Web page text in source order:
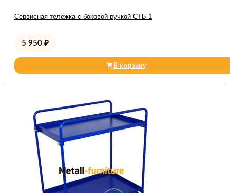
Сервисная тележка с боковой ручкой СТБ 1
5 950 ₽
В корзину